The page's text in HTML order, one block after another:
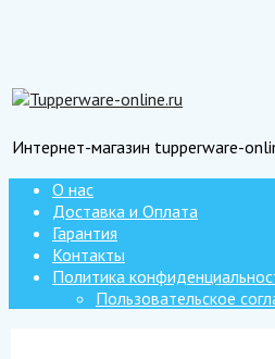
Интернет-магазин tupperware-
О нас
Доставка и Оплата
Гарантия
Контакты
Политика
Пользовательское